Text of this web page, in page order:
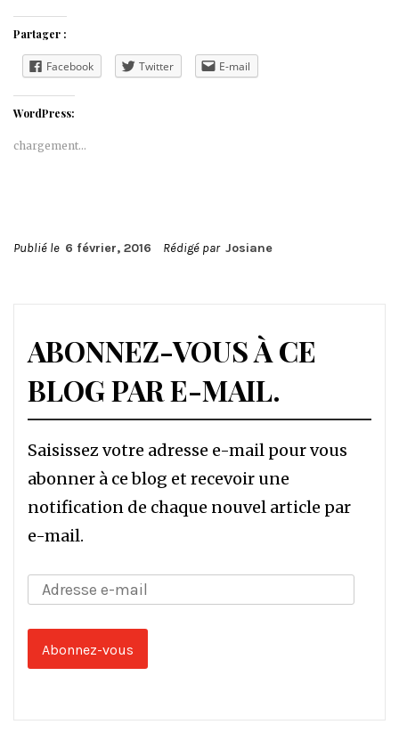
Partager :
Facebook Twitter E-mail
WordPress:
chargement…
Publié le 6 février, 2016 Rédigé par Josiane
ABONNEZ-VOUS À CE
BLOG PAR E-MAIL.
Saisissez votre adresse e-mail pour vous
abonner à ce blog et recevoir une
notification de chaque nouvel article par
e-mail.
Adresse
mail
Abonnez-vous